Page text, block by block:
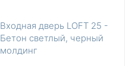
Входная дверь LOFT 25 -
Бетон светлый, черный
молдинг